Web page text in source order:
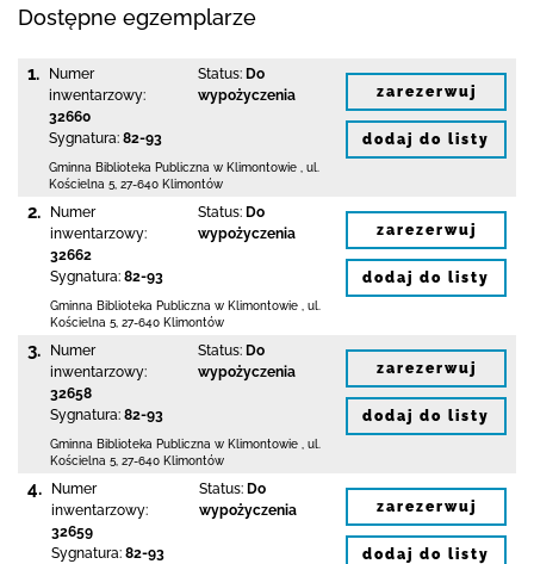
Dostępne egzemplarze
1.
Numer
inwentarzowy:
32660
Sygnatura: 82-93
Status: Do
wypożyczenia
Gminna Biblioteka Publiczna w Klimontowie
ul.
Kościelna 5 27-640 Klimontów
zarezerwuj
dodaj do listy
2.
Numer
inwentarzowy:
32662
Sygnatura: 82-93
Status: Do
wypożyczenia
Gminna Biblioteka Publiczna w Klimontowie
ul.
Kościelna 5 27-640 Klimontów
zarezerwuj
dodaj do listy
3.
Numer
inwentarzowy:
32658
Sygnatura: 82-93
Status: Do
wypożyczenia
Gminna Biblioteka Publiczna w Klimontowie
ul.
Kościelna 5 27-640 Klimontów
zarezerwuj
dodaj do listy
4.
Numer
inwentarzowy:
32659
Sygnatura: 82-93
Status: Do
wypożyczenia
zarezerwuj
dodaj do listy